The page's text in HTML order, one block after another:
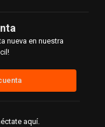
nueva en nuestra
aquí.